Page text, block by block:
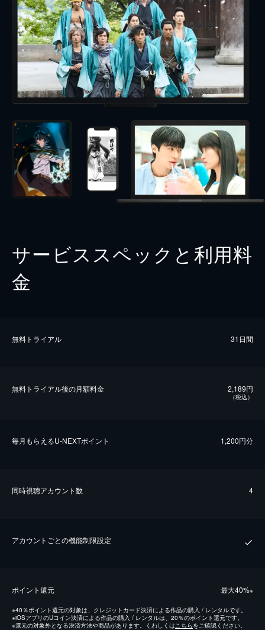
サービススペックと利用料
金
無料トライアル 31日間
無料トライアル後の⽉額料金 2,189円
（税込）
毎⽉もらえるU-NEXTポイント 1,200円分
同時視聴アカウント数 4
アカウントごとの機能制限設定
ポイント還元 最⼤40%※
※40％ポイント還元の対象は、クレジットカード決済による作品の購入 / レンタルです。
※iOSアプリのUコイン決済による作品の購入 / レンタルは、20％のポイント還元です。
※還元の対象外となる決済方法や商品があります。くわしくは こちらをご確認ください。